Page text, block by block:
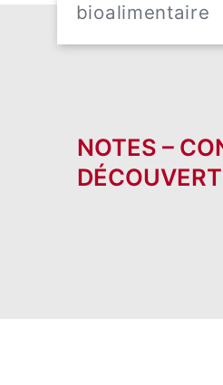
bioalimentaire
NOTES –